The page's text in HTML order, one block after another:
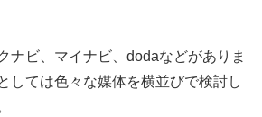
ナビ、マイナビ、dodaなどがありま
しては色々な媒体を横並びで検討し